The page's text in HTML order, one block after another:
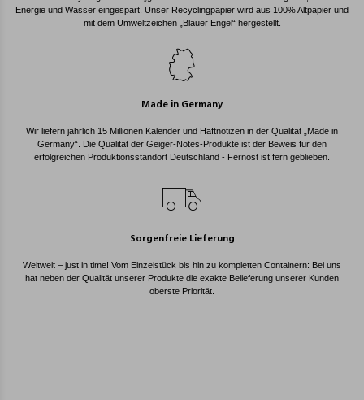
Energie und Wasser eingespart. Unser Recyclingpapier wird aus 100% Altpapier und
mit dem Umweltzeichen „Blauer Engel“ hergestellt.
Made in Germany
Wir liefern jährlich 15 Millionen Kalender und Haftnotizen in der Qualität „Made in
Germany“. Die Qualität der Geiger-Notes-Produkte ist der Beweis für den
erfolgreichen Produktionsstandort Deutschland - Fernost ist fern geblieben.
Sorgenfreie Lieferung
Weltweit – just in time! Vom Einzelstück bis hin zu kompletten Containern: Bei uns
hat neben der Qualität unserer Produkte die exakte Belieferung unserer Kunden
oberste Priorität.